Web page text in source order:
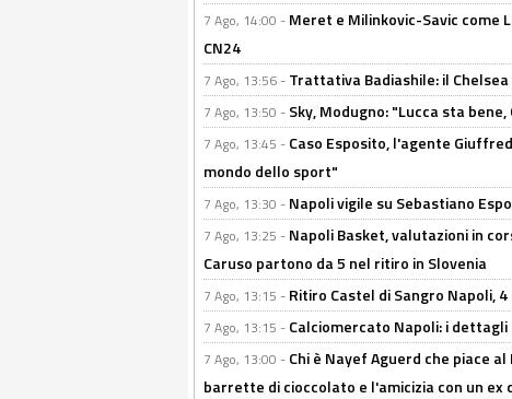
7 Ago, 14:00 - Meret e Milinkovic-Savic come
CN24
7 Ago, 13:56 - Trattativa Badiashile: il
7 Ago, 13:50 - Sky, Modugno: "Lucca sta
7 Ago, 13:45 - Caso Esposito, l'agente
mondo dello sport"
7 Ago, 13:30 - Napoli vigile su Sebastiano
7 Ago, 13:25 - Napoli Basket, valutazioni in
Caruso partono da 5 nel ritiro in Slovenia
7 Ago, 13:15 - Ritiro Castel di Sangro Napoli,
7 Ago, 13:15 - Calciomercato Napoli: i
7 Ago, 13:00 - Chi è Nayef Aguerd che piace
barrette di cioccolato e l'amicizia con un ex